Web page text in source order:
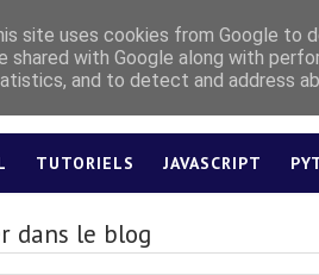
TUTORIELS JAVASCRIPT
dans le blog
site uses cookies from Google to
shared with Google along with
and to detect and address